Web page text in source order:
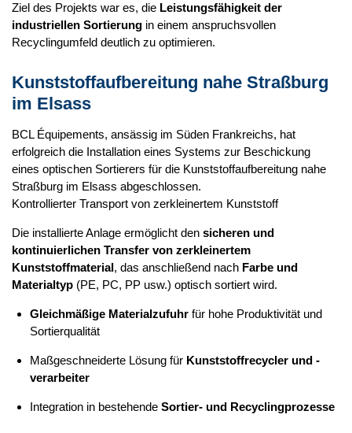
Ziel des Projekts war es, die Leistungsfähigkeit der
industriellen Sortierung in einem anspruchsvollen
Recyclingumfeld deutlich zu optimieren.
Kunststoffaufbereitung nahe Straßburg
im Elsass
BCL Équipements, ansässig im Süden Frankreichs, hat
erfolgreich die Installation eines Systems zur Beschickung
eines optischen Sortierers für die Kunststoffaufbereitung nahe
Straßburg im Elsass abgeschlossen.
Kontrollierter Transport von zerkleinertem Kunststoff
Die installierte Anlage ermöglicht den sicheren und
kontinuierlichen Transfer von zerkleinertem
Kunststoffmaterial, das anschließend nach Farbe und
Materialtyp (PE, PC, PP usw.) optisch sortiert wird.
Gleichmäßige Materialzufuhrfür hohe Produktivität und
Sortierqualität
Maßgeschneiderte Lösung für Kunststoffrecycler und -
verarbeiter
Integration in bestehende Sortier- und Recyclingprozesse